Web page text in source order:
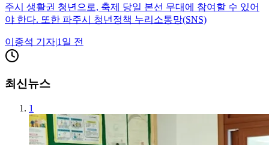
주시 생활권 청년으로, 축제 당일 본선 무대에 참여할 수 있어
야 한다. 또한 파주시 청년정책 누리소통망(SNS)
이종석 기자|1일 전
최신뉴스
1